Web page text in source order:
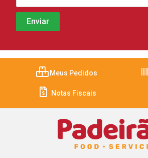
Meus Pedidos
Notas Fiscais